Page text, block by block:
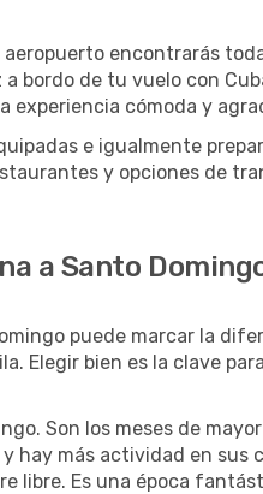
encontrarás
bordo de tu vuelo con
experiencia cómoda y
e igualmente
y opciones de
a Santo
puede marcar la
Elegir bien es la clave
Son los meses de
hay más actividad en sus
libre. Es una época